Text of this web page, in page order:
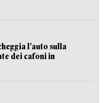
l’auto sulla
dei cafoni in